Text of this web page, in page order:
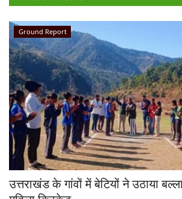
बल्ला, लोकप्रिय हो रहाUPI कानून में